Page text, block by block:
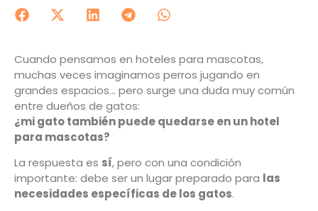
Cuando pensamos en hoteles para mascotas,
muchas veces imaginamos perros jugando en
grandes espacios… pero surge una duda muy común
entre dueños de gatos:
¿mi gato también puede quedarse en un hotel
para mascotas?
La respuesta es sí, pero con una condición
importante: debe ser un lugar preparado para las
necesidades específicas de los gatos.